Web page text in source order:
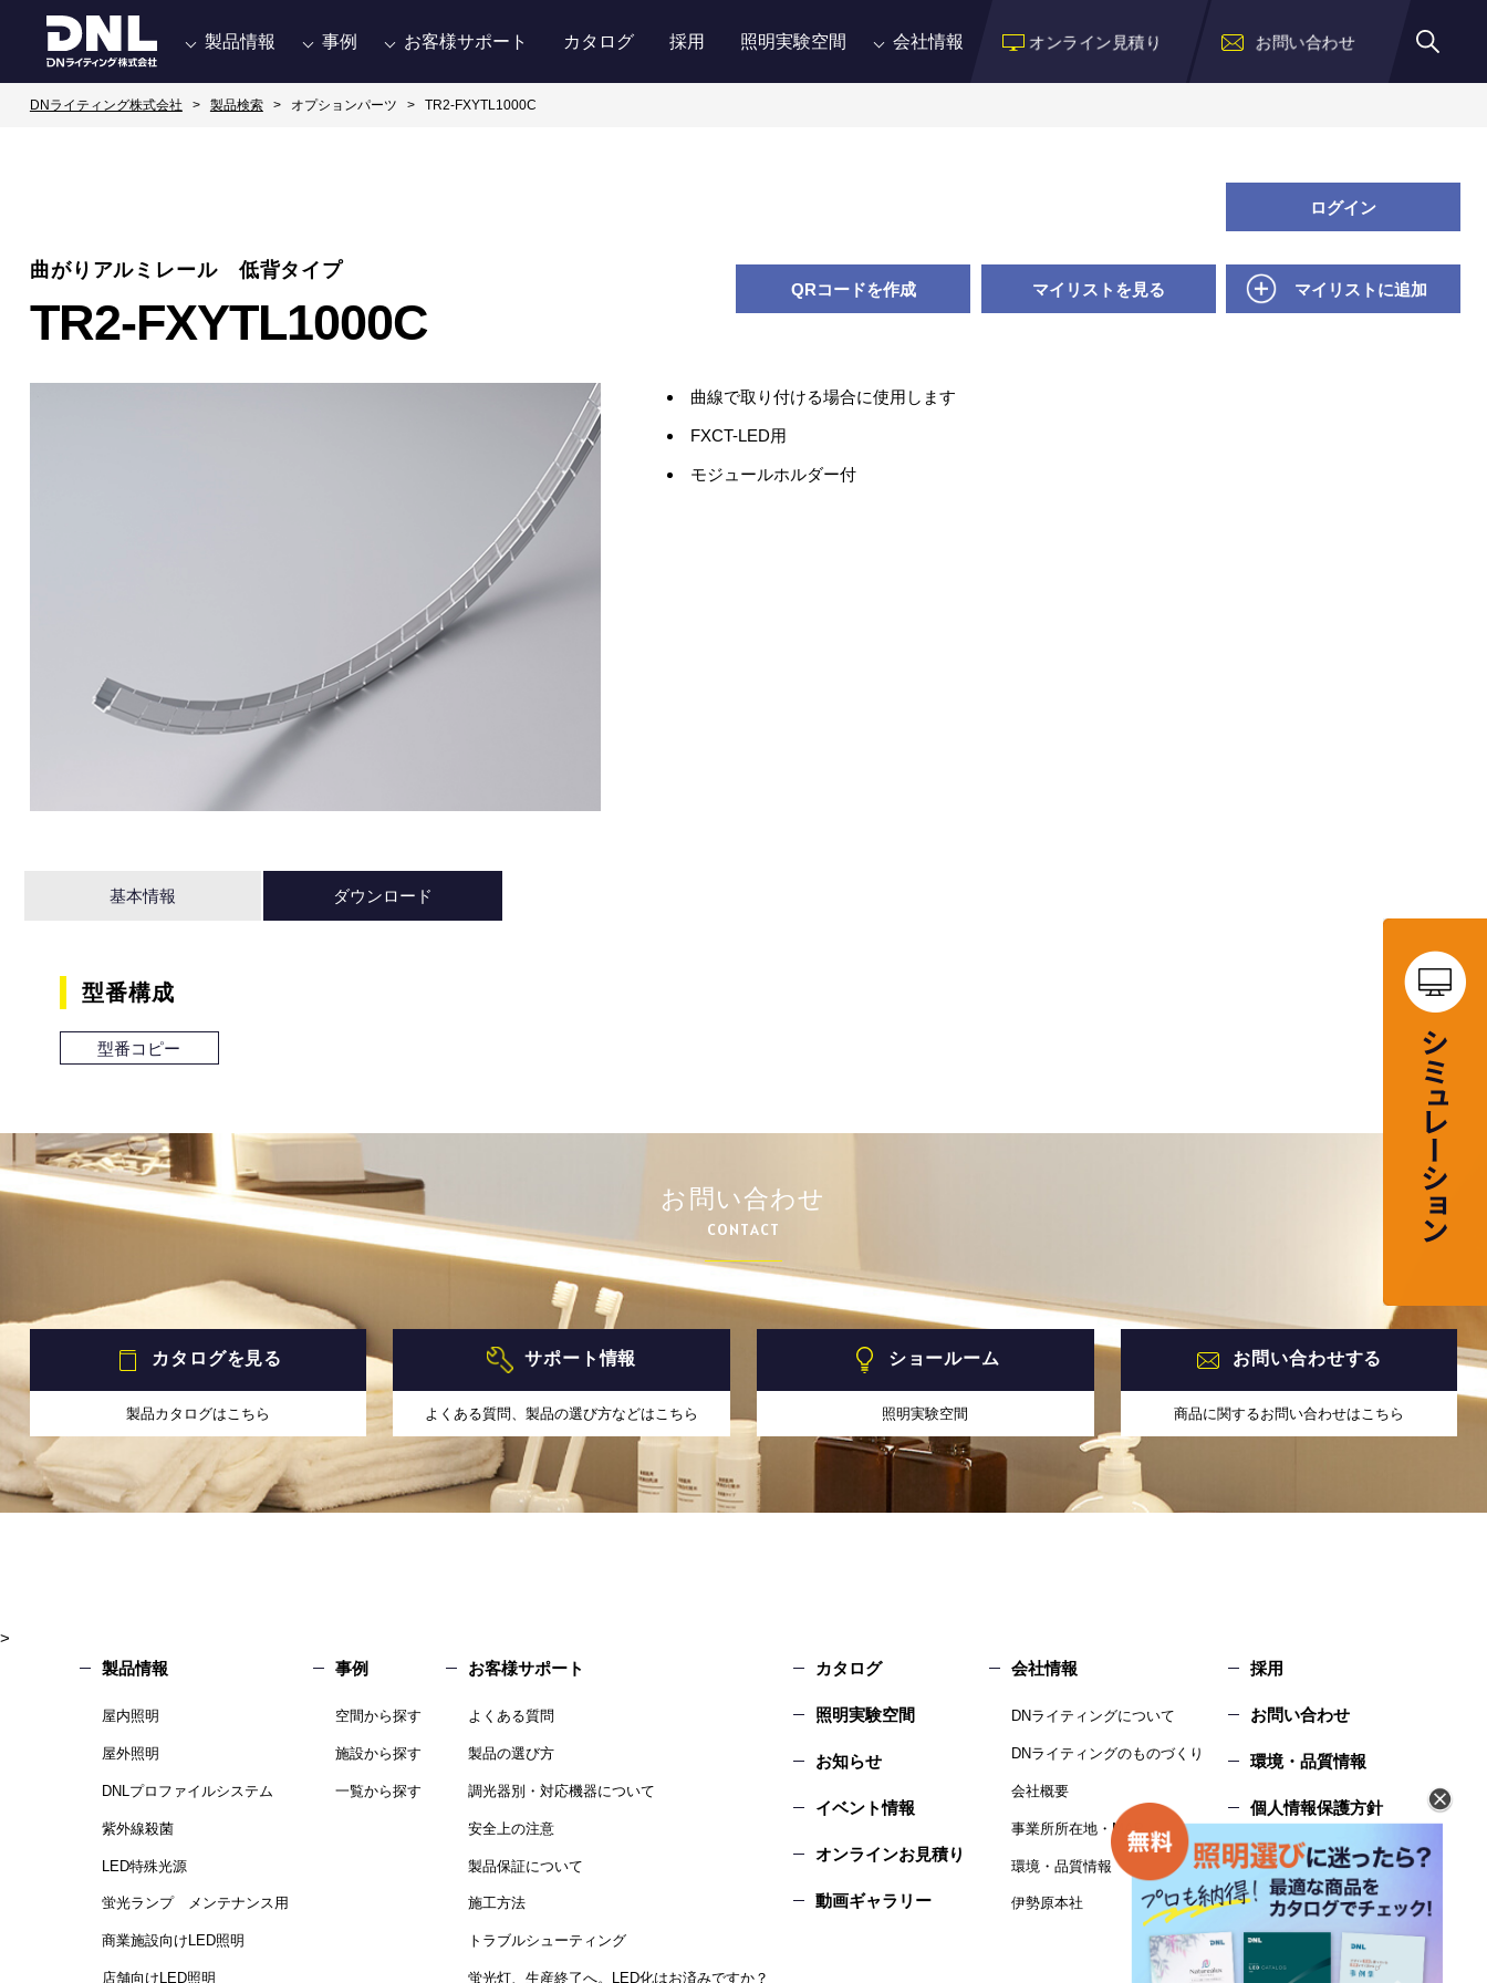
製品情報 事例 お客様サポート カタログ 採用 照明実験空間 会社情報 オンライン見積り お問い合わせ
DNライティング株式会社 製品検索 オプションパーツ TR2-FXYTL1000C
ログイン
曲がりアルミレール 低背タイプ
TR2-FXYTL1000C
QRコードを作成 マイリストを見る マイリストに追加
曲線で取り付ける場合に使用します
FXCT-LED用
モジュールホルダー付
基本情報 ダウンロード
型番構成
型番コピー
お問い合わせ
CONTACT
カタログを見る
製品カタログはこちら
サポート情報
よくある質問、製品の選び方などはこちら
ショールーム
照明実験空間
お問い合わせする
商品に関するお問い合わせはこちら
>
製品情報
屋内照明
屋外照明
DNLプロファイルシステム
紫外線殺菌
LED特殊光源
蛍光ランプ メンテナンス用
商業施設向けLED照明
店舗向けLED照明
事例
空間から探す
施設から探す
一覧から探す
お客様サポート
よくある質問
製品の選び方
調光器別・対応機器について
安全上の注意
製品保証について
施工方法
トラブルシューティング
蛍光灯、生産終了へ。LED化はお済みですか？
カタログ
照明実験空間
お知らせ
イベント情報
オンラインお見積り
動画ギャラリー
会社情報
DNライティングについて
DNライティングのものづくり
会社概要
事業所所在地・MAP
環境・品質情報
伊勢原本社
採用
お問い合わせ
環境・品質情報
個人情報保護方針
サイトマップ